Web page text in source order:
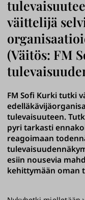
väittelijä
(Väitös: FM
FM Sofi Kurki tutki
tulevaisuuteen.
pyri tarkasti
reagoimaan
esiin nousevia
kehittymään oman